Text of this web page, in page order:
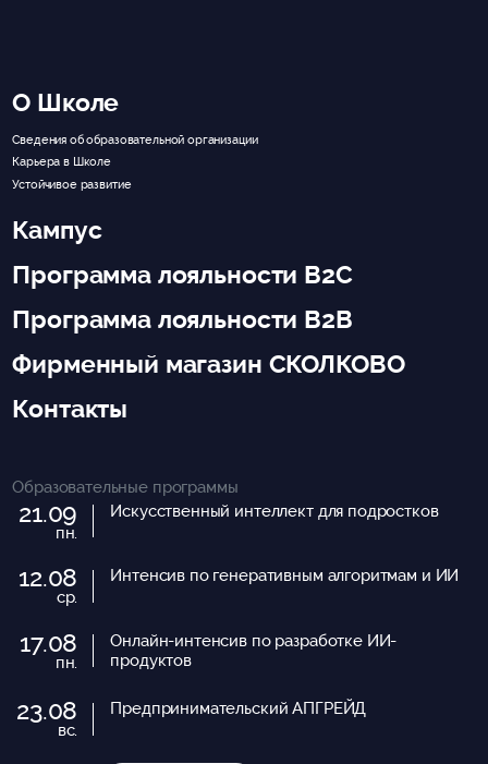
О Школе
Сведения об образовательной организации
Карьера в Школе
Устойчивое развитие
Кампус
Программа лояльности B2C
Программа лояльности B2B
Фирменный магазин СКОЛКОВО
Контакты
Образовательные программы
21.09
пн.
Искусственный интеллект для подростков
12.08
ср.
Интенсив по генеративным алгоритмам и ИИ
17.08
пн.
Онлайн-интенсив по разработке ИИ-
продуктов
23.08
вс.
Предпринимательский АПГРЕЙД